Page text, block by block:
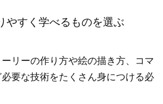
やすく学べるものを選ぶ
リーの作り方や絵の描き方、コマ
要な技術をたくさん身につける必